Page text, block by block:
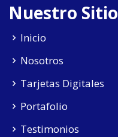
Nuestro Sitio
Inicio
Nosotros
Tarjetas Digitales
Portafolio
Testimonios